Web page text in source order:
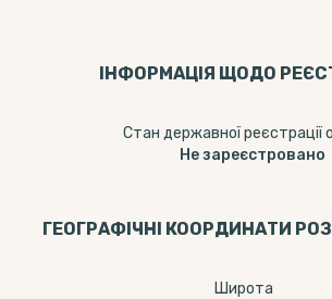
ІНФОРМАЦІЯ ЩОДО
Стан державної реєстрації
Не зареєстровано
ГЕОГРАФІЧНІ КООРДИНАТИ
Широта